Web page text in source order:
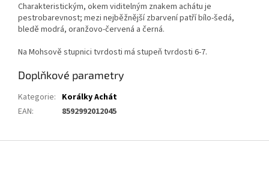
Charakteristickým, okem viditelným znakem achátu je
pestrobarevnost; mezi nejběžnější zbarvení patří bílo-šedá,
bledě modrá, oranžovo-červená a černá.
Na Mohsově stupnici tvrdosti má stupeň tvrdosti 6-7.
Doplňkové parametry
Kategorie: Korálky Achát
EAN: 8592992012045